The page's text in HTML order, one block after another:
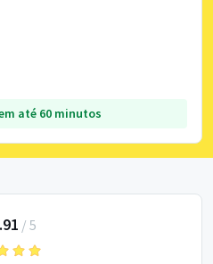
até 60 minutos
/ 5